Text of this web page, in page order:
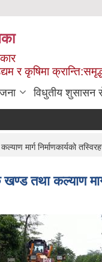
र कृषिमा
विधुतीय शुसासन
मार्ग निर्माणकार्यको
तथा कल्याण